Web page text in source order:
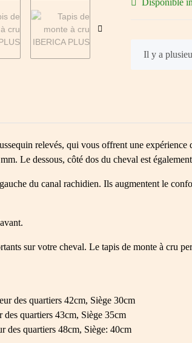
Disponible
x
Il y a
relevés, qui vous offrent une
Le dessous, côté dos du cheval est
du canal rachidien. Ils augmentent le
sur votre cheval. Le tapis de monte à cru
des quartiers 42cm, Siège 30cm
quartiers 43cm, Siège 35cm
des quartiers 48cm, Siège: 40cm